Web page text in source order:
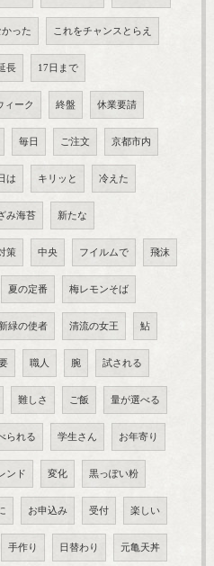
った これをチャンスとらえ
長 17日まで
ィーク 終盤 休業要請
毎日 ご注文 京都市内
は キリッと 冷えた
み海苔 新たな
策 中央 フイルムで 飛沫
夏の定番 梅レモンそば
新緑の使者 清流の女王 鮎
職人 腕 試される
難しさ ご飯 量が選べる
られる 学生さん お年寄り
ンド 変化 黒っぽい粉
お申込み 受付 楽しい
手作り 日替わり 元亀天丼